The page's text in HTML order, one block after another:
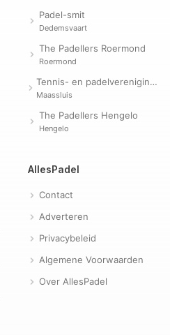
Padel-smit
Dedemsvaart
The Padellers Roermond
Roermond
Tennis- en padelvereniging Evergreen
Maassluis
The Padellers Hengelo
Hengelo
AllesPadel
Contact
Adverteren
Privacybeleid
Algemene Voorwaarden
Over AllesPadel